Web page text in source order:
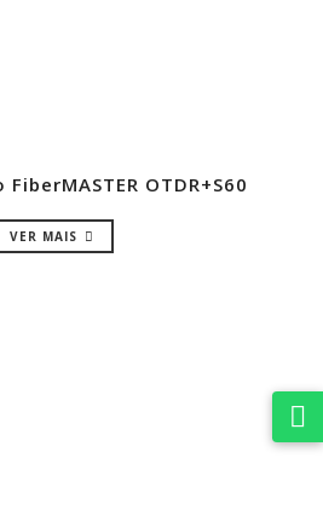
OTDR+S60
VER MAIS